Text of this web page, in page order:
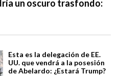
un oscuro trasfondo:
Esta es la delegación de EE.
UU. que vendrá a la posesión
de Abelardo: ¿Estará Trump?